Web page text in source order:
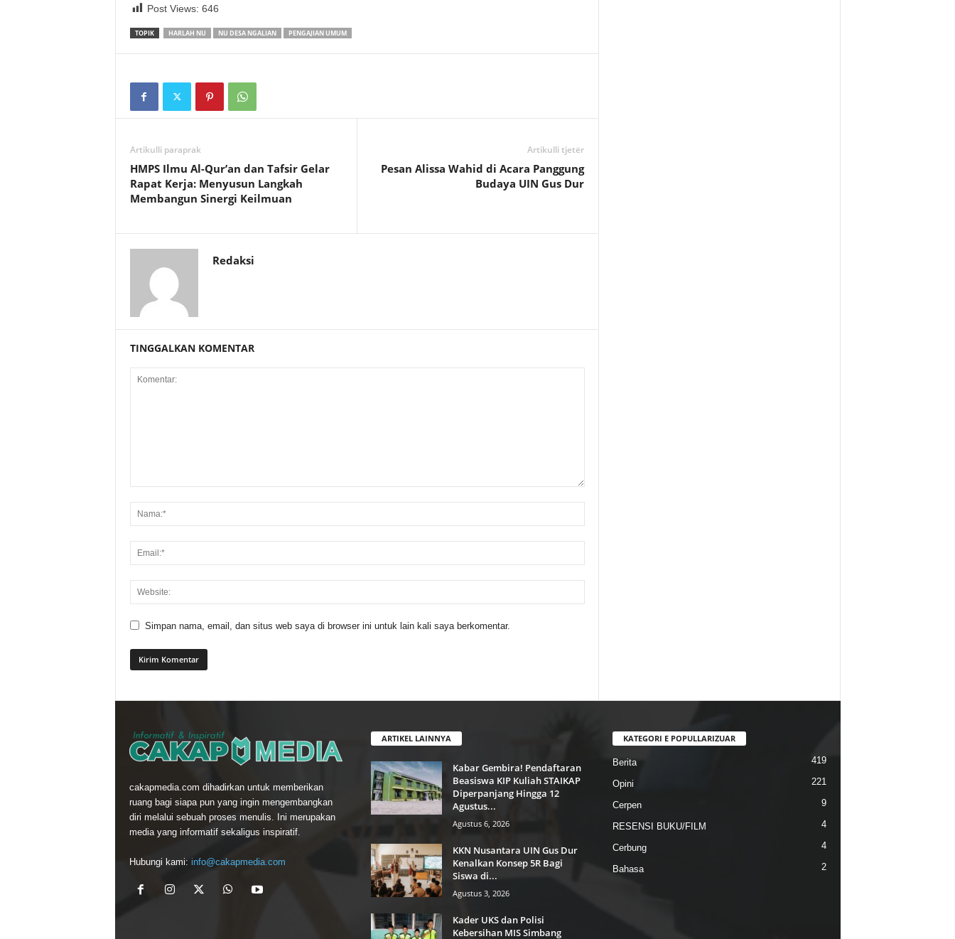
Post Views: 646
TOPIK HARLAH NU NU DESA NGALIAN PENGAJIAN UMUM
Artikulli paraprak
HMPS Ilmu Al-Qur’an dan Tafsir Gelar
Rapat Kerja: Menyusun Langkah
Membangun Sinergi Keilmuan
Artikulli tjetër
Pesan Alissa Wahid di Acara Panggung
Budaya UIN Gus Dur
Redaksi
TINGGALKAN KOMENTAR
Simpan nama, email, dan situs web saya di browser ini untuk lain kali saya berkomentar.
cakapmedia.com dihadirkan untuk memberikan
ruang bagi siapa pun yang ingin mengembangkan
diri melalui sebuah proses menulis. Ini merupakan
media yang informatif sekaligus inspiratif.
Hubungi kami: info@cakapmedia.com
ARTIKEL LAINNYA
Kabar Gembira! Pendaftaran
Beasiswa KIP Kuliah STAIKAP
Diperpanjang Hingga 12
Agustus...
Agustus 6, 2026
KKN Nusantara UIN Gus Dur
Kenalkan Konsep 5R Bagi
Siswa di...
Agustus 3, 2026
Kader UKS dan Polisi
Kebersihan MIS Simbang
KATEGORI E POPULLARIZUAR
Berita 419
Opini 221
Cerpen 9
RESENSI BUKU/FILM 4
Cerbung 4
Bahasa 2